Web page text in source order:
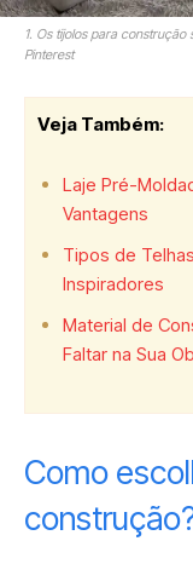
1. Os tijolos para
Pinterest
Veja Também:
Laje Pré-
Vantagens
Tipos de
Inspiradores
Material de
Faltar na Sua
Como